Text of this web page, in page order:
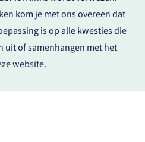
kom je met ons overeen dat
is op alle kwesties die
of samenhangen met het
website.